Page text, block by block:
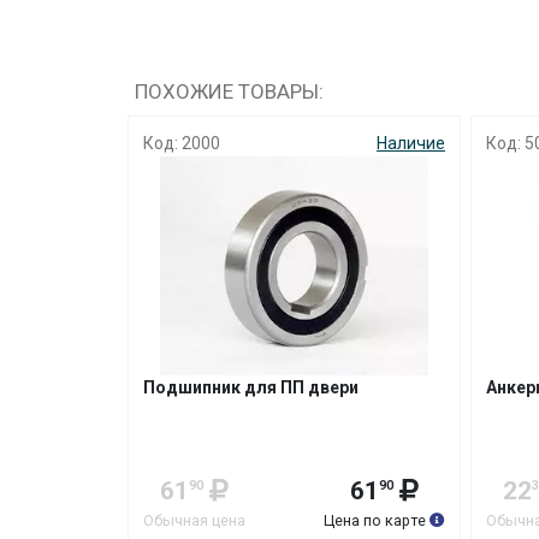
ПОХОЖИЕ ТОВАРЫ:
Код: 2000 Наличие
Подшипник для ПП двери
61 90
Обычная цена
61 90
Цена по карте
Код:
22